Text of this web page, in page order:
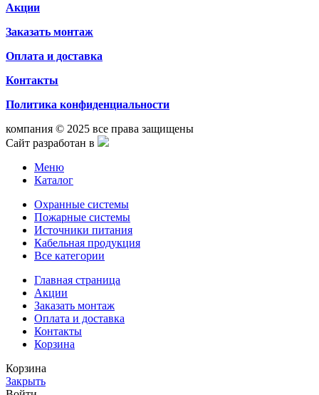
Акции
Заказать монтаж
Оплата и доставка
Контакты
Политика конфиденциальности
компания © 2025 все права защищены
Сайт разработан в
Меню
Каталог
Охранные системы
Пожарные системы
Источники питания
Кабельная продукция
Все категории
Главная страница
Акции
Заказать монтаж
Оплата и доставка
Контакты
Корзина
Корзина
Закрыть